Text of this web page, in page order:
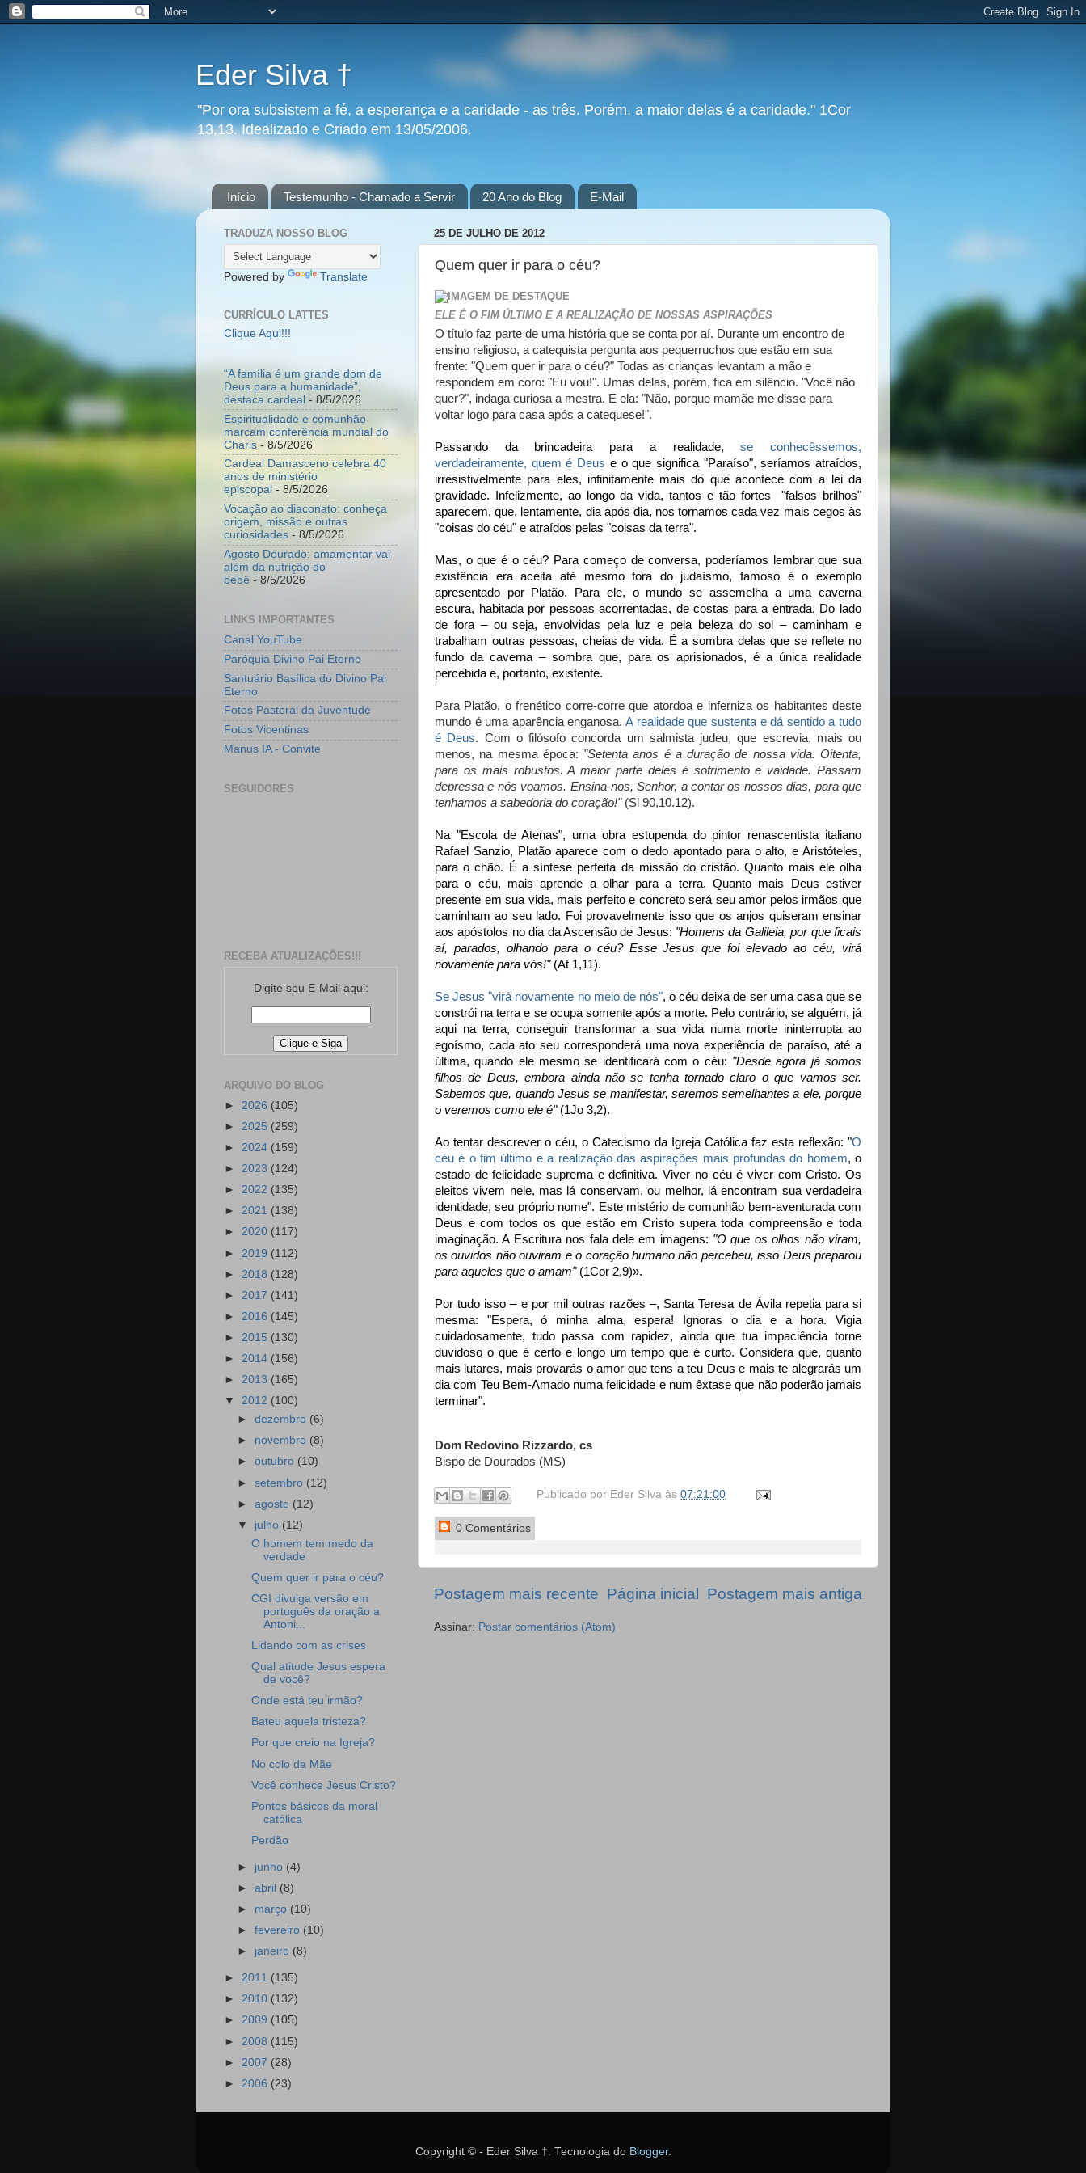
Eder Silva †
"Por ora subsistem a fé, a esperança e a caridade - as três. Porém, a maior delas é a caridade." 1Cor
13,13. Idealizado e Criado em 13/05/2006.
Início Testemunho - Chamado a Servir 20 Ano do Blog E-Mail
25 DE JULHO DE 2012
Quem quer ir para o céu?
ELE É O FIM ÚLTIMO E A REALIZAÇÃO DE NOSSAS ASPIRAÇÕES
O título faz parte de uma história que se conta por aí. Durante um encontro de
ensino religioso, a catequista pergunta aos pequerruchos que estão em sua
frente: "Quem quer ir para o céu?" Todas as crianças levantam a mão e
respondem em coro: "Eu vou!". Umas delas, porém, fica em silêncio. "Você não
quer?", indaga curiosa a mestra. E ela: "Não, porque mamãe me disse para
voltar logo para casa após a catequese!".
Passando da brincadeira para a realidade,se conhecêssemos,
verdadeiramente, quem é Deus e o que significa "Paraíso", seríamos atraídos,
irresistivelmente para eles, infinitamente mais do que acontece com a lei da
gravidade. Infelizmente, ao longo da vida, tantos e tão fortes "falsos brilhos"
aparecem, que, lentamente, dia após dia, nos tornamos cada vez mais cegos às
"coisas do céu" e atraídos pelas "coisas da terra".
Mas, o que é o céu? Para começo de conversa, poderíamos lembrar que sua
existência era aceita até mesmo fora do judaísmo, famoso é o exemplo
apresentado por Platão. Para ele, o mundo se assemelha a uma caverna
escura, habitada por pessoas acorrentadas, de costas para a entrada. Do lado
de fora – ou seja, envolvidas pela luz e pela beleza do sol – caminham e
trabalham outras pessoas, cheias de vida. É a sombra delas que se reflete no
fundo da caverna – sombra que, para os aprisionados, é a única realidade
percebida e, portanto, existente.
Para Platão, o frenético corre-corre que atordoa e inferniza os habitantes deste
mundo é uma aparência enganosa.A realidade que sustenta e dá sentido a tudo
é Deus. Com o filósofo concorda um salmista judeu, que escrevia, mais ou
menos, na mesma época: "Setenta anos é a duração de nossa vida. Oitenta,
para os mais robustos. A maior parte deles é sofrimento e vaidade. Passam
depressa e nós voamos. Ensina-nos, Senhor, a contar os nossos dias, para que
tenhamos a sabedoria do coração!"(Sl 90,10.12).
Na "Escola de Atenas", uma obra estupenda do pintor renascentista italiano
Rafael Sanzio, Platão aparece com o dedo apontado para o alto, e Aristóteles,
para o chão. É a síntese perfeita da missão do cristão. Quanto mais ele olha
para o céu, mais aprende a olhar para a terra. Quanto mais Deus estiver
presente em sua vida, mais perfeito e concreto será seu amor pelos irmãos que
caminham ao seu lado. Foi provavelmente isso que os anjos quiseram ensinar
aos apóstolos no dia da Ascensão de Jesus: "Homens da Galileia, por que ficais
aí, parados, olhando para o céu? Esse Jesus que foi elevado ao céu, virá
novamente para vós!"(At 1,11).
Se Jesus "virá novamente no meio de nós", o céu deixa de ser uma casa que se
constrói na terra e se ocupa somente após a morte. Pelo contrário, se alguém, já
aqui na terra, conseguir transformar a sua vida numa morte ininterrupta ao
egoísmo, cada ato seu corresponderá uma nova experiência de paraíso, até a
última, quando ele mesmo se identificará com o céu: "Desde agora já somos
filhos de Deus, embora ainda não se tenha tornado claro o que vamos ser.
Sabemos que, quando Jesus se manifestar, seremos semelhantes a ele, porque
o veremos como ele é"(1Jo 3,2).
Ao tentar descrever o céu, o Catecismo da Igreja Católica faz esta reflexão: "O
céu é o fim último e a realização das aspirações mais profundas do homem, o
estado de felicidade suprema e definitiva. Viver no céu é viver com Cristo. Os
eleitos vivem nele, mas lá conservam, ou melhor, lá encontram sua verdadeira
identidade, seu próprio nome". Este mistério de comunhão bem-aventurada com
Deus e com todos os que estão em Cristo supera toda compreensão e toda
imaginação. A Escritura nos fala dele em imagens: "O que os olhos não viram,
os ouvidos não ouviram e o coração humano não percebeu, isso Deus preparou
para aqueles que o amam" (1Cor 2,9)».
Por tudo isso – e por mil outras razões –, Santa Teresa de Ávila repetia para si
mesma: "Espera, ó minha alma, espera! Ignoras o dia e a hora. Vigia
cuidadosamente, tudo passa com rapidez, ainda que tua impaciência torne
duvidoso o que é certo e longo um tempo que é curto. Considera que, quanto
mais lutares, mais provarás o amor que tens a teu Deus e mais te alegrarás um
dia com Teu Bem-Amado numa felicidade e num êxtase que não poderão jamais
terminar".
Dom Redovino Rizzardo, cs
Bispo de Dourados (MS)
Publicado por Eder Silva às 07:21:00
0 Comentários
Postagem mais recente Postagem mais antiga
Página inicial
Assinar: Postar comentários (Atom)
TRADUZA NOSSO BLOG
Powered by Translate
CURRÍCULO LATTES
Clique Aqui!!!
“A família é um grande dom de
Deus para a humanidade”,
destaca cardeal - 8/5/2026
Espiritualidade e comunhão
marcam conferência mundial do
Charis - 8/5/2026
Cardeal Damasceno celebra 40
anos de ministério
episcopal - 8/5/2026
Vocação ao diaconato: conheça
origem, missão e outras
curiosidades - 8/5/2026
Agosto Dourado: amamentar vai
além da nutrição do
bebê - 8/5/2026
LINKS IMPORTANTES
Canal YouTube
Paróquia Divino Pai Eterno
Santuário Basílica do Divino Pai
Eterno
Fotos Pastoral da Juventude
Fotos Vicentinas
Manus IA - Convite
SEGUIDORES
RECEBA ATUALIZAÇÕES!!!
Digite seu E-Mail aqui:
ARQUIVO DO BLOG
► 2026 (105)
► 2025 (259)
► 2024 (159)
► 2023 (124)
► 2022 (135)
► 2021 (138)
► 2020 (117)
► 2019 (112)
► 2018 (128)
► 2017 (141)
► 2016 (145)
► 2015 (130)
► 2014 (156)
► 2013 (165)
▼ 2012 (100)
►dezembro (6)
► novembro (8)
►outubro (10)
►setembro (12)
►agosto (12)
▼ julho (12)
O homem tem medo da
verdade
Quem quer ir para o céu?
CGI divulga versão em
português da oração a
Antoni...
Lidando com as crises
Qual atitude Jesus espera
de você?
Onde está teu irmão?
Bateu aquela tristeza?
Por que creio na Igreja?
No colo da Mãe
Você conhece Jesus Cristo?
Pontos básicos da moral
católica
Perdão
► junho (4)
►abril (8)
► março (10)
►fevereiro (10)
► janeiro (8)
► 2011 (135)
► 2010 (132)
► 2009 (105)
► 2008 (115)
► 2007 (28)
► 2006 (23)
Copyright © - Eder Silva †. Tecnologia do Blogger.